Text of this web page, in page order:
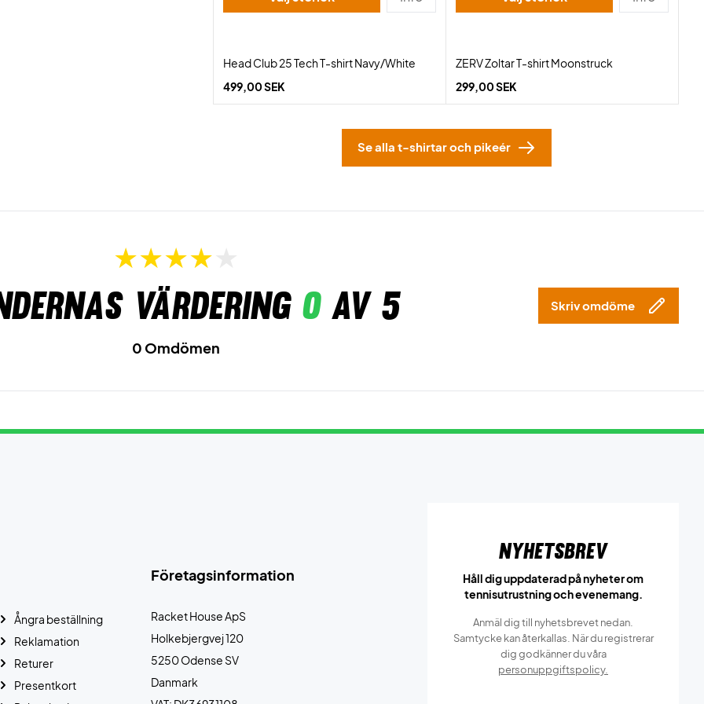
Head Club 25 Tech T-shirt Navy/White
499,00 SEK
ZERV Zoltar T-shirt Moonstruck
299,00 SEK
Se alla t-shirtar och pikeér
värdering 0av 5 Skriv omdöme
0 Omdömen
Företagsinformation
Racket House ApS
Holkebjergvej 120
5250 Odense SV
Danmark
Ångra beställning
Reklamation
Returer
Presentkort
Nyhetsbrev
Håll dig uppdaterad på nyheter om
tennisutrustning och evenemang.
Anmäl dig till nyhetsbrevet nedan.
Samtycke kan återkallas. När du registrerar
dig godkänner du våra
personuppgiftspolicy.